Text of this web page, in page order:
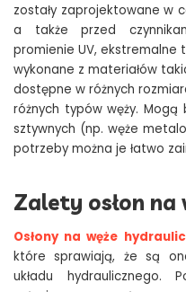
zostały zaprojektowane w
a także przed
promienie UV, ekstremalne
wykonane z materiałów
dostępne w różnych
różnych typów węży.
sztywnych (np. węże
potrzeby można je łatwo
Zalety osłon na
Osłony na węże
które sprawiają, że są
układu hydraulicznego.